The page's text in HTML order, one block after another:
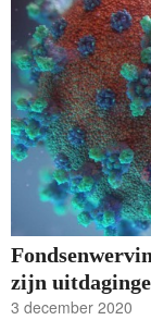
Renata Ranchor,
Nederland.
zijn
3 december 2020